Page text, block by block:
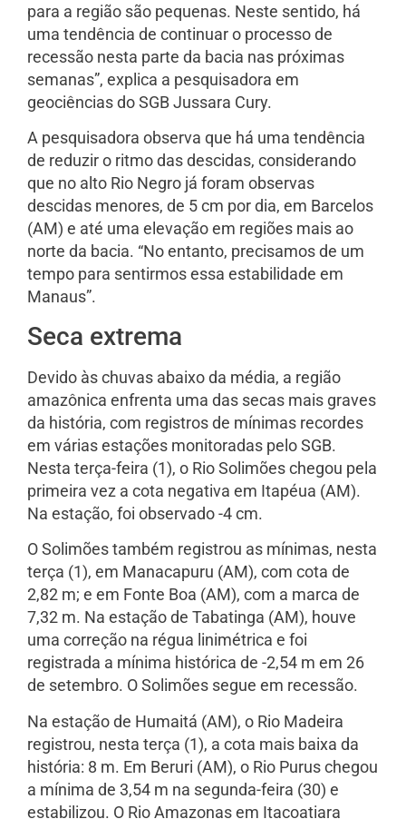
para a região são pequenas. Neste sentido, há
uma tendência de continuar o processo de
recessão nesta parte da bacia nas próximas
semanas”, explica a pesquisadora em
geociências do SGB Jussara Cury.
A pesquisadora observa que há uma tendência
de reduzir o ritmo das descidas, considerando
que no alto Rio Negro já foram observas
descidas menores, de 5 cm por dia, em Barcelos
(AM) e até uma elevação em regiões mais ao
norte da bacia. “No entanto, precisamos de um
tempo para sentirmos essa estabilidade em
Manaus”.
Seca extrema
Devido às chuvas abaixo da média, a região
amazônica enfrenta uma das secas mais graves
da história, com registros de mínimas recordes
em várias estações monitoradas pelo SGB.
Nesta terça-feira (1), o Rio Solimões chegou pela
primeira vez a cota negativa em Itapéua (AM).
Na estação, foi observado -4 cm.
O Solimões também registrou as mínimas, nesta
terça (1), em Manacapuru (AM), com cota de
2,82 m; e em Fonte Boa (AM), com a marca de
7,32 m. Na estação de Tabatinga (AM), houve
uma correção na régua linimétrica e foi
registrada a mínima histórica de -2,54 m em 26
de setembro. O Solimões segue em recessão.
Na estação de Humaitá (AM), o Rio Madeira
registrou, nesta terça (1), a cota mais baixa da
história: 8 m. Em Beruri (AM), o Rio Purus chegou
a mínima de 3,54 m na segunda-feira (30) e
estabilizou. O Rio Amazonas em Itacoatiara